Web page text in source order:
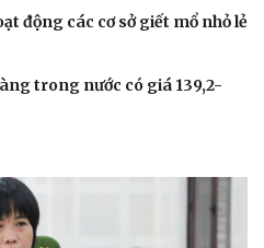
động các cơ sở giết mổ nhỏ lẻ
trong nước có giá 139,2-